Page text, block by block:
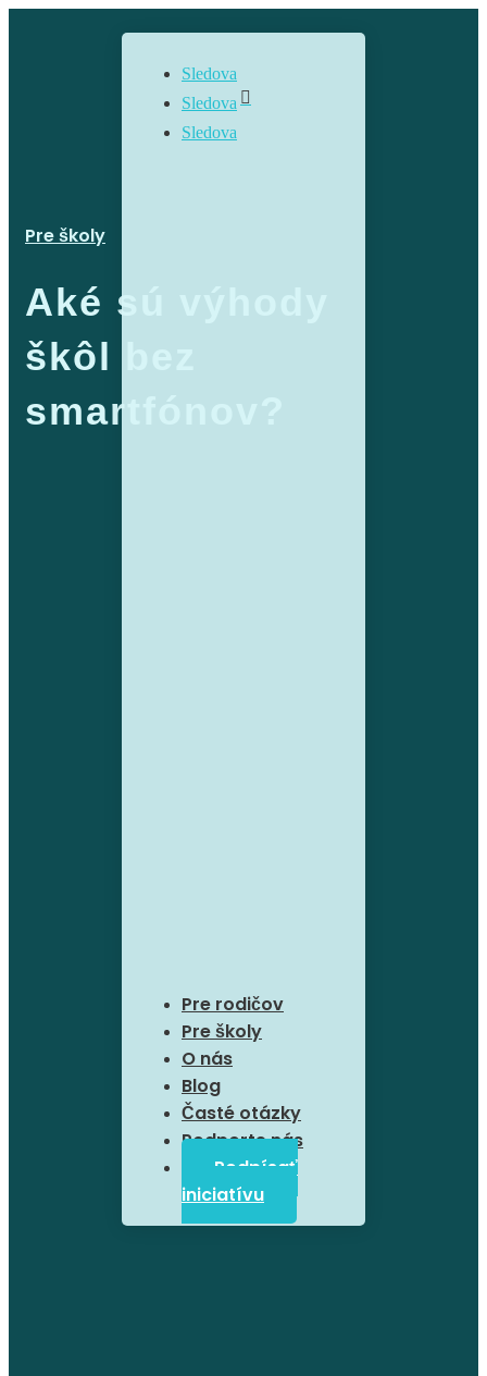
Sledova
Sledova
Sledova

Pre rodičov
Pre školy
O nás
Blog
Časté otázky
Podporte nás
Podpísať
iniciatívu
Pre školy
Aké sú výhody
škôl bez
smartfónov?